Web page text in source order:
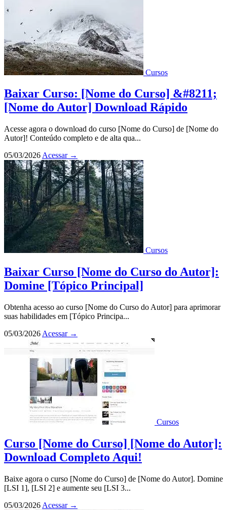
Cursos
Baixar Curso: [Nome do Curso] &#8211;
[Nome do Autor] Download Rápido
Acesse agora o download do curso [Nome do Curso] de [Nome do
Autor]! Conteúdo completo e de alta qua...
05/03/2026 Acessar →
Cursos
Baixar Curso [Nome do Curso do Autor]:
Domine [Tópico Principal]
Obtenha acesso ao curso [Nome do Curso do Autor] para aprimorar
suas habilidades em [Tópico Principa...
05/03/2026 Acessar →
Cursos
Curso [Nome do Curso] [Nome do Autor]:
Download Completo Aqui!
Baixe agora o curso [Nome do Curso] de [Nome do Autor]. Domine
[LSI 1], [LSI 2] e aumente seu [LSI 3...
05/03/2026 Acessar →